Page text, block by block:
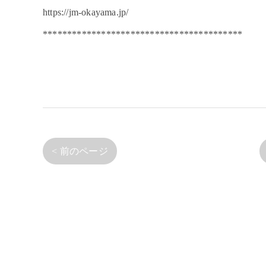
https://jm-okayama.jp/
*****************************************
< 前のページ